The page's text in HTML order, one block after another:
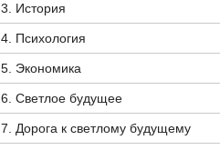
3. История
4. Психология
5. Экономика
6. Светлое будущее
7. Дорога к светлому будущему